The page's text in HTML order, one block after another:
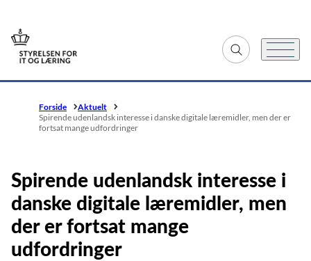
Gå til forsiden Fold søgefelt ud
Menu
Forside
Aktuelt
Spirende udenlandsk interesse i danske digitale læremidler, men der er
fortsat mange udfordringer
Spirende udenlandsk interesse i
danske digitale læremidler, men
der er fortsat mange
udfordringer